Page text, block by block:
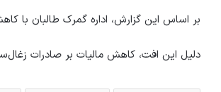
بر اساس این گزارش، اداره گمرک طالبان
دلیل این افت، کاهش مالیات بر صادرات